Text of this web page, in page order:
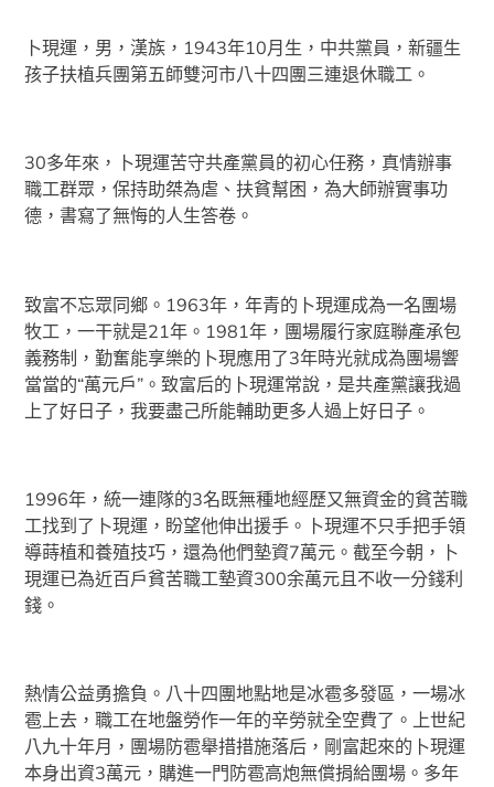
卜現運，男，漢族，1943年10月生，中共黨員，新疆生
孩子扶植兵團第五師雙河市八十四團三連退休職工。
30多年來，卜現運苦守共產黨員的初心任務，真情辦事
職工群眾，保持助桀為虐、扶貧幫困，為大師辦實事功
德，書寫了無悔的人生答卷。
致富不忘眾同鄉。1963年，年青的卜現運成為一名團場
牧工，一干就是21年。1981年，團場履行家庭聯產承包
義務制，勤奮能享樂的卜現應用了3年時光就成為團場響
當當的“萬元戶”。致富后的卜現運常說，是共產黨讓我過
上了好日子，我要盡己所能輔助更多人過上好日子。
1996年，統一連隊的3名既無種地經歷又無資金的貧苦職
工找到了卜現運，盼望他伸出援手。卜現運不只手把手領
導蒔植和養殖技巧，還為他們墊資7萬元。截至今朝，卜
現運已為近百戶貧苦職工墊資300余萬元且不收一分錢利
錢。
熱情公益勇擔負。八十四團地點地是冰雹多發區，一場冰
雹上去，職工在地盤勞作一年的辛勞就全空費了。上世紀
八九十年月，團場防雹舉措措施落后，剛富起來的卜現運
本身出資3萬元，購進一門防雹高炮無償捐給團場。多年